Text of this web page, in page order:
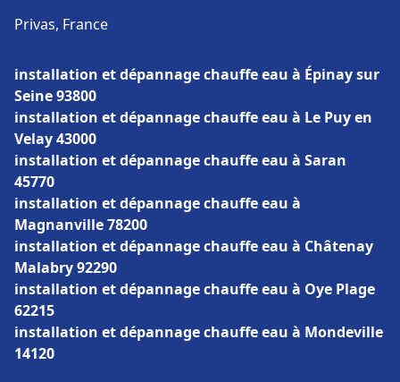
Privas, France
installation et dépannage chauffe eau à Épinay sur
Seine 93800
installation et dépannage chauffe eau à Le Puy en
Velay 43000
installation et dépannage chauffe eau à Saran
45770
installation et dépannage chauffe eau à
Magnanville 78200
installation et dépannage chauffe eau à Châtenay
Malabry 92290
installation et dépannage chauffe eau à Oye Plage
62215
installation et dépannage chauffe eau à Mondeville
14120